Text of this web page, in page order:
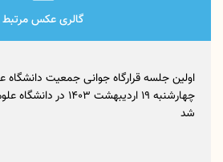
گالری عکس مرتبط
اولین جلسه قرارگاه جوانی جمعیت
چهارشنبه ۱۹ اردیبهشت
شد